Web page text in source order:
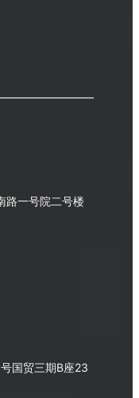
路一号院二号楼
国贸三期B座23